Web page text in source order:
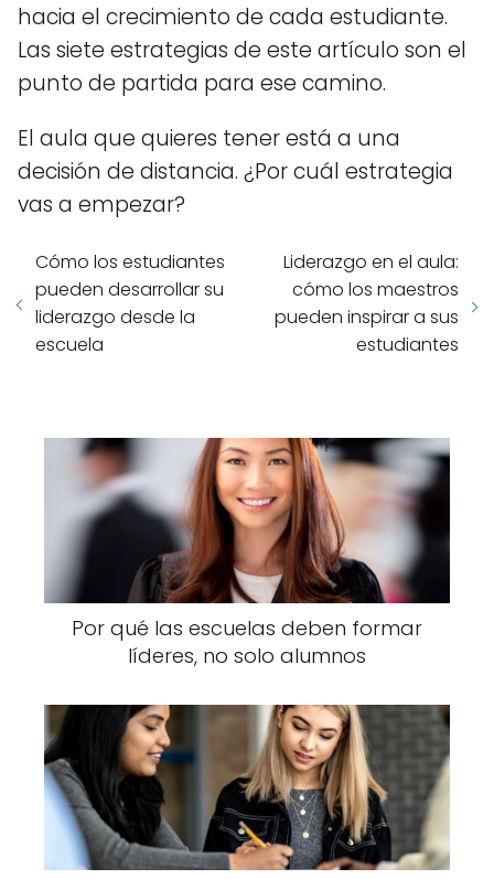
hacia el crecimiento de cada estudiante.
Las siete estrategias de este artículo son el
punto de partida para ese camino.
El aula que quieres tener está a una
decisión de distancia. ¿Por cuál estrategia
vas a empezar?
Cómo los estudiantes
pueden desarrollar su
liderazgo desde la
escuela
Liderazgo en el aula:
cómo los maestros
pueden inspirar a sus
estudiantes
Por qué las escuelas deben formar
líderes, no solo alumnos